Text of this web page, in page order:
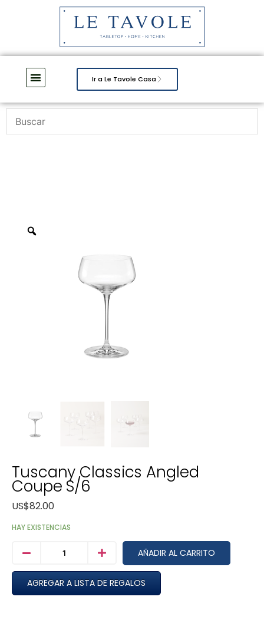
Ir a Le Tavole Casa
Tuscany Classics Angled
Coupe S/6
US$82.00
HAY EXISTENCIAS
AÑADIR AL CARRITO
AGREGAR A LISTA DE REGALOS